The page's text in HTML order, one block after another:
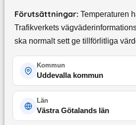
Förutsättningar: Temperaturen
Trafikverkets
ska normalt sett ge tillförlitliga
Kommun
Uddevalla kommun
Län
Västra Götalands län